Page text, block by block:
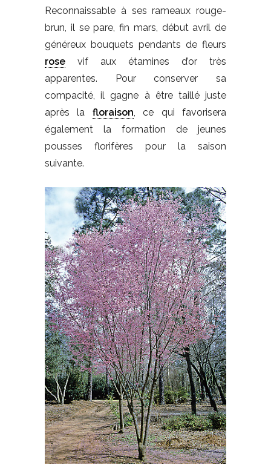
Reconnaissable à ses rameaux rouge-
brun, il se pare, fin mars, début avril de
généreux bouquets pendants de fleurs
rose vif aux étamines d’or très
apparentes. Pour conserver sa
compacité, il gagne à être taillé juste
après la floraison , ce qui favorisera
également la formation de jeunes
pousses florifères pour la saison
suivante.